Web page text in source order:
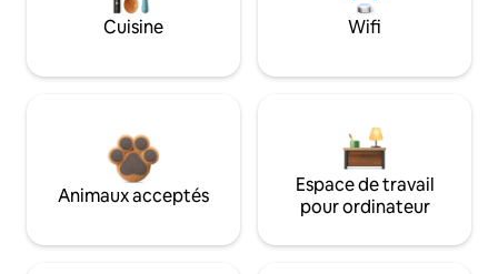
Cuisine Wifi
Animaux acceptés
Espace de travail
pour ordinateur